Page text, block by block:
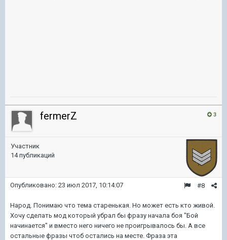
3
fermerZ
Участник
14 публикаций
#8
Опубликовано: 23 июл 2017, 10:14:07
Народ. Понимаю что тема старенькая. Но может есть кто живой.
Хочу сделать мод который убрал бы фразу начала боя "Бой
начинается" и вместо него ничего не проигрывалось бы. А все
остальные фразы чтоб остались на месте. Фраза эта